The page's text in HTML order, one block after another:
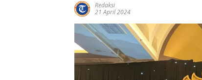
Redaksi
21 April 2024